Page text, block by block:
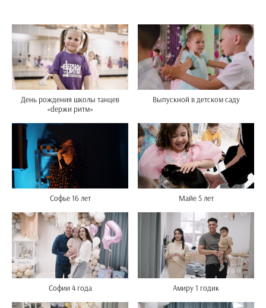
День рождения школы танцев
«dержи ритм»
Выпускной в детском саду
Софье 16 лет Майе 5 лет
Софии 4 года Амиру 1 годик